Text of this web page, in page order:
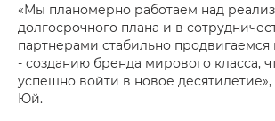
«Мы планомерно работаем над
долгосрочного плана и в
партнерами стабильно продвигаемся
- созданию бренда мирового класса,
успешно войти в новое десятилетие»,
Юй.